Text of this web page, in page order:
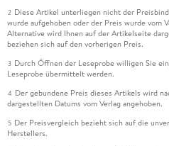
2 Diese Artikel unterliegen nicht der
wurde aufgehoben oder der Preis wurde vom
Alternative wird Ihnen auf der Artikelseite
beziehen sich auf den vorherigen Preis.
3 Durch Öffnen der Leseprobe willigen Sie
Leseprobe übermittelt werden.
4 Der gebundene Preis dieses Artikels wird
dargestellten Datums vom Verlag angehoben.
5 Der Preisvergleich bezieht sich auf die
Herstellers.